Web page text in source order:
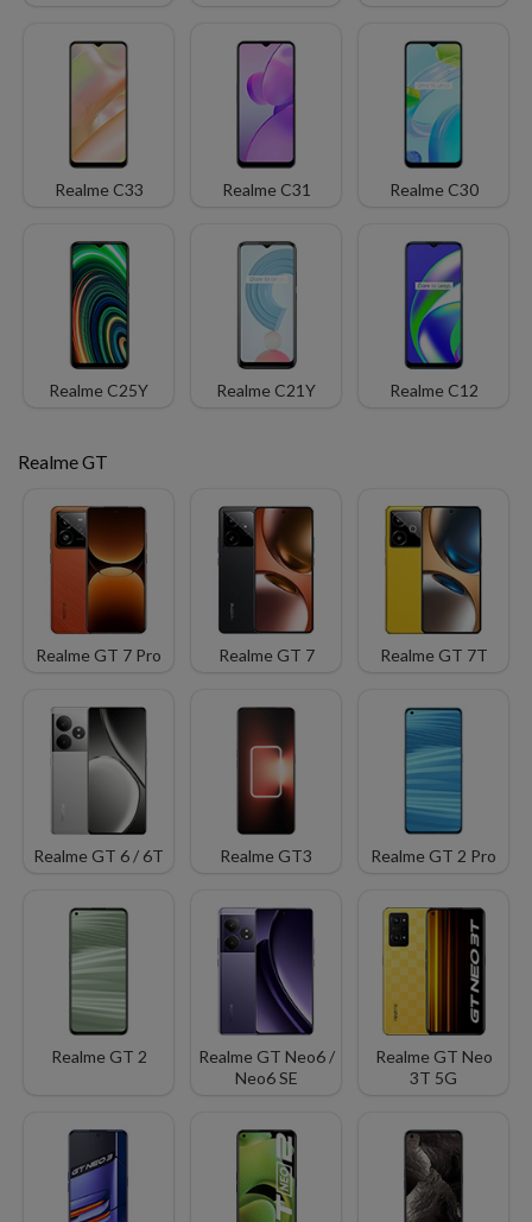
Realme C33 Realme C31 Realme C30
Realme C25Y Realme C21Y Realme C12
Realme GT
Realme GT 7 Pro Realme GT 7 Realme GT 7T
Realme GT 6 / 6T Realme GT3 Realme GT 2 Pro
Realme GT 2
Realme GT Neo6 /
Neo6 SE
Realme GT Neo
3T 5G